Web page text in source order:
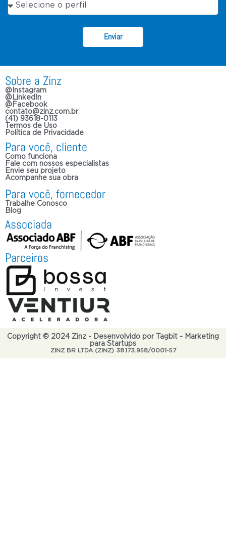
Enviar
Sobre a Zinz
@Instagram
@LinkedIn
@Facebook
contato@zinz.com.br
(41) 93618-0113
Termos de Uso
Política de Privacidade
Para você, cliente
Como funciona
Fale com nossos especialistas
Envie seu projeto
Acompanhe sua obra
Para você, fornecedor
Trabalhe Conosco
Blog
Associada
Parceiros
Copyright © 2024 Zinz - Desenvolvido por Tagbit - Marketing
para Startups
ZINZ BR LTDA (ZINZ) 38.173.958/0001-57